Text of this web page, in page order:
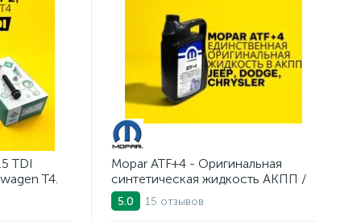
TDI
Т4.
Mopar ATF+4 - Оригинальная
синтетическая жидкость АКПП /
5 л.
5.0 15 отзывов